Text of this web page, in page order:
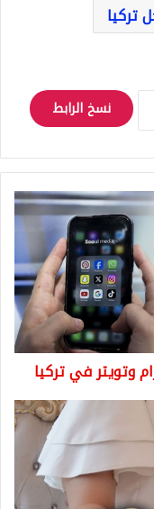
تركيا
نسخ الرابط
وتويتر في تركيا